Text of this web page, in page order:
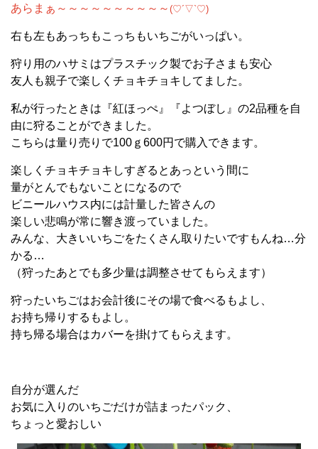
あらまぁ～～～～～～～～～～ (♡´▽`♡)
右も左もあっちもこっちもいちごがいっぱい。
狩り用のハサミはプラスチック製でお子さまも安心
友人も親子で楽しくチョキチョキしてました。
私が行ったときは『紅ほっぺ』『よつぼし』の2品種を自
由に狩ることができました。
こちらは量り売りで100ｇ600円で購入できます。
楽しくチョキチョキしすぎるとあっという間に
量がとんでもないことになるので
ビニールハウス内には計量した皆さんの
楽しい悲鳴が常に響き渡っていました。
みんな、大きいいちごをたくさん取りたいですもんね…分
かる…
（狩ったあとでも多少量は調整させてもらえます）
狩ったいちごはお会計後にその場で食べるもよし、
お持ち帰りするもよし。
持ち帰る場合はカバーを掛けてもらえます。
自分が選んだ
お気に入りのいちごだけが詰まったパック、
ちょっと愛おしい